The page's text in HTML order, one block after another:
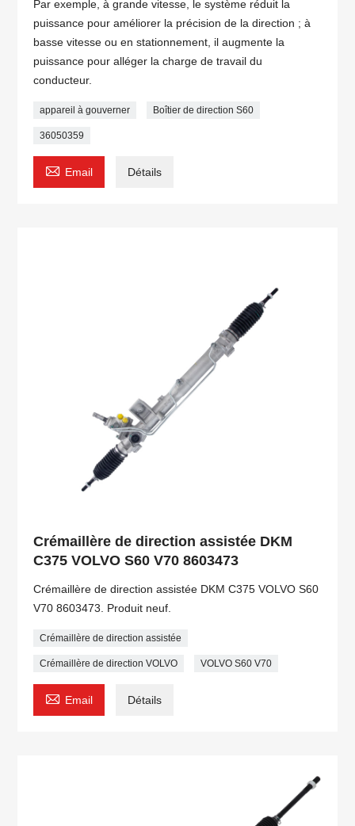
Par exemple, à grande vitesse, le système réduit la
puissance pour améliorer la précision de la direction ; à
basse vitesse ou en stationnement, il augmente la
puissance pour alléger la charge de travail du
conducteur.
appareil à gouverner Boîtier de direction S60
36050359
 Email Détails
Crémaillère de direction assistée DKM
C375 VOLVO S60 V70 8603473
Crémaillère de direction assistée DKM C375 VOLVO S60
V70 8603473. Produit neuf.
Crémaillère de direction assistée
Crémaillère de direction VOLVO VOLVO S60 V70
 Email Détails